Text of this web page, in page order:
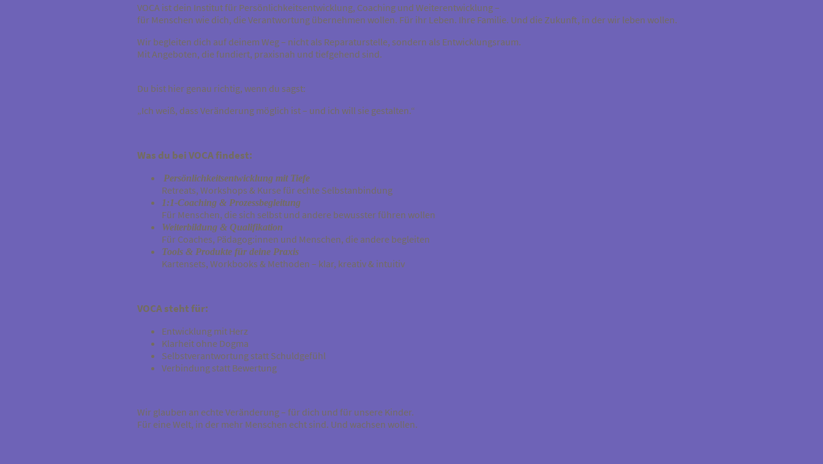
VOCA ist dein Institut für Persönlichkeitsentwicklung, Coaching und Weiterentwicklung –
für Menschen wie dich, die Verantwortung übernehmen wollen. Für ihr Leben. Ihre Familie. Und die Zukunft, in der wir leben wollen.
Wir begleiten dich auf deinem Weg – nicht als Reparaturstelle, sondern als Entwicklungsraum.
Mit Angeboten, die fundiert, praxisnah und tiefgehend sind.
Du bist hier genau richtig, wenn du sagst:
„Ich weiß, dass Veränderung möglich ist – und ich will sie gestalten.“
Was du bei VOCA findest:
Persönlichkeitsentwicklung mit Tiefe
Retreats, Workshops & Kurse für echte Selbstanbindung
1:1-Coaching & Prozessbegleitung
Für Menschen, die sich selbst und andere bewusster führen wollen
Weiterbildung & Qualifikation
Für Coaches, Pädagog:innen und Menschen, die andere begleiten
Tools & Produkte für deine Praxis
Kartensets, Workbooks & Methoden – klar, kreativ & intuitiv
VOCA steht für:
Entwicklung mit Herz
Klarheit ohne Dogma
Selbstverantwortung statt Schuldgefühl
Verbindung statt Bewertung
Wir glauben an echte Veränderung – für dich und für unsere Kinder.
Für eine Welt, in der mehr Menschen echt sind. Und wachsen wollen.